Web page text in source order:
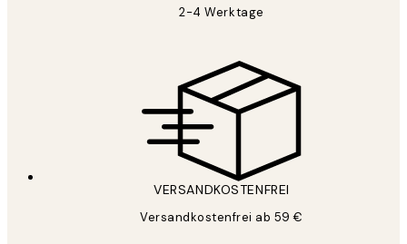
2-4 Werktage
VERSANDKOSTENFREI
Versandkostenfrei ab 59 €